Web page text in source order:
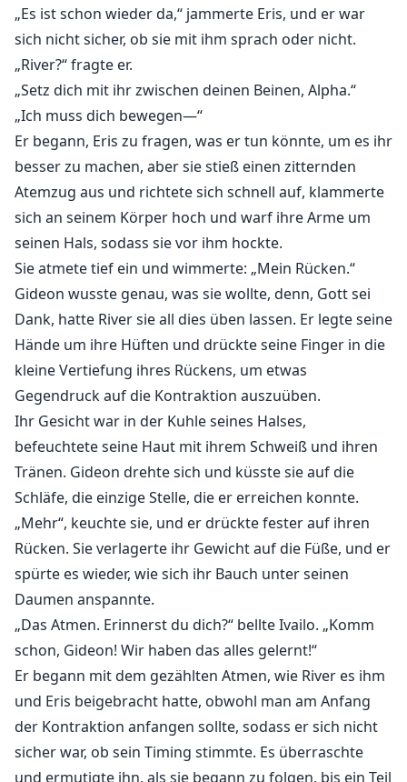
„Es ist schon wieder da,“ jammerte Eris, und er war
sich nicht sicher, ob sie mit ihm sprach oder nicht.
„River?“ fragte er.
„Setz dich mit ihr zwischen deinen Beinen, Alpha.“
„Ich muss dich bewegen—“
Er begann, Eris zu fragen, was er tun könnte, um es ihr
besser zu machen, aber sie stieß einen zitternden
Atemzug aus und richtete sich schnell auf, klammerte
sich an seinem Körper hoch und warf ihre Arme um
seinen Hals, sodass sie vor ihm hockte.
Sie atmete tief ein und wimmerte: „Mein Rücken.“
Gideon wusste genau, was sie wollte, denn, Gott sei
Dank, hatte River sie all dies üben lassen. Er legte seine
Hände um ihre Hüften und drückte seine Finger in die
kleine Vertiefung ihres Rückens, um etwas
Gegendruck auf die Kontraktion auszuüben.
Ihr Gesicht war in der Kuhle seines Halses,
befeuchtete seine Haut mit ihrem Schweiß und ihren
Tränen. Gideon drehte sich und küsste sie auf die
Schläfe, die einzige Stelle, die er erreichen konnte.
„Mehr“, keuchte sie, und er drückte fester auf ihren
Rücken. Sie verlagerte ihr Gewicht auf die Füße, und er
spürte es wieder, wie sich ihr Bauch unter seinen
Daumen anspannte.
„Das Atmen. Erinnerst du dich?“ bellte Ivailo. „Komm
schon, Gideon! Wir haben das alles gelernt!“
Er begann mit dem gezählten Atmen, wie River es ihm
und Eris beigebracht hatte, obwohl man am Anfang
der Kontraktion anfangen sollte, sodass er sich nicht
sicher war, ob sein Timing stimmte. Es überraschte
und ermutigte ihn, als sie begann zu folgen, bis ein Teil